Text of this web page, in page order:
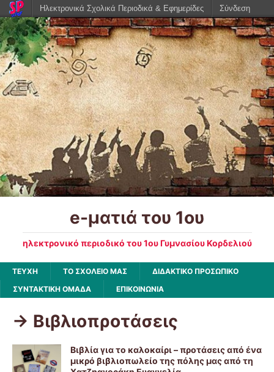
e-ματιά του 1ου
ηλεκτρονικό περιοδικό του 1ου Γυμνασίου Κορδελιού
ΤΕΥΧΗ ΤΟ ΣΧΟΛΕΙΟ ΜΑΣ
ΔΙΔΑΚΤΙΚΟ ΠΡΟΣΩΠΙΚΟ
ΣΥΝΤΑΚΤΙΚΗ ΟΜΑΔΑ
ΕΠΙΚΟΙΝΩΝΙΑ
-> Βιβλιοπροτάσεις
Βιβλία για το καλοκαίρι – προτάσεις από ένα
μικρό βιβλιοπωλείο της πόλης μας από τη
Ηλεκτρονικά Σχολικά Περιοδικά & Εφημερίδες Σύνδεση